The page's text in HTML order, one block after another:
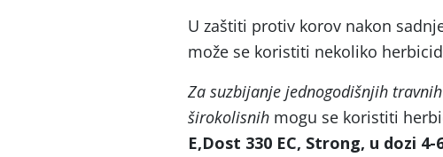
U zaštiti protiv korov nakon
može se koristiti nekoliko
Za suzbijanje jednogodišnjih
širokolisnih mogu se koristiti
E,Dost 330 EC, Strong, u dozi 4-